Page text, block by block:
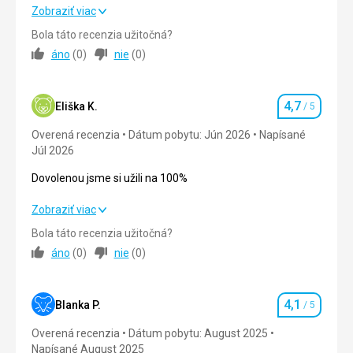
Pokoje moderně zařizené, čisté, uklid každý den.
Okolí hotelu velice pečlivě udržované. Celkový dojem
fantastické.
ubytování.
Táto recenzia bola preložená automaticky pomocou
Google Translate
Skvělé dovolená
Strava
Okolie 4,0/ 5
Služby 5,0
Pláž
Pro tolik hostů, menší.Ale Zlátni rat byl skvělý, čista voda.
Strava
Ubytovanie
Velice pěkné
Služby
Super
Zobraziť viac
Bola táto recenzia užitočná?
áno (0) nie (0)
Eliška K. Hodnotenie
4,7 / 5
Overená recenzia Dátum pobytu: Jún 2026
Napísané
Júl 2026
Dovolenou jsme si užili na 100%
Dovolenou jsme si užili na 100%
Strava
Okolie 4,0/ 5
Služby
Zobraziť viac
Bola táto recenzia užitočná?
áno (0) nie (0)
Blanka P. Hodnotenie
4,1 / 5
Overená recenzia
Dátum pobytu: August 2025
Napísané August 2025